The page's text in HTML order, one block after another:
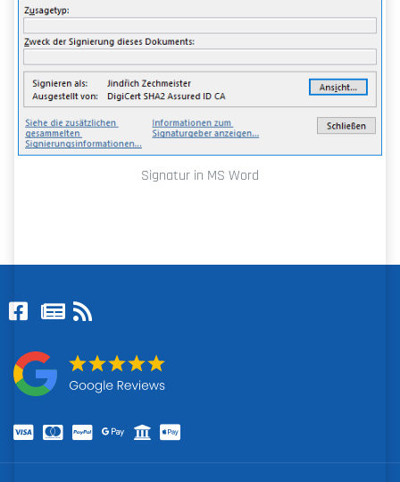
Signatur in MS Word